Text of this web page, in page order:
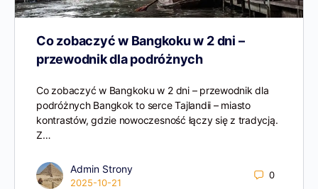
Co zobaczyć w Bangkoku w 2 dni –
przewodnik dla podróżnych
Co zobaczyć w Bangkoku w 2 dni – przewodnik dla
podróżnych Bangkok to serce Tajlandii – miasto
kontrastów, gdzie nowoczesność łączy się z tradycją.
Z…
Admin Strony
2025-10-21
0